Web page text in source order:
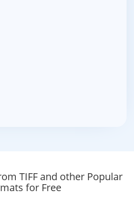
TIFF and other Popular
for Free